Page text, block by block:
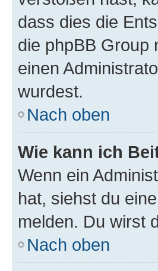
dass dies die
die phpBB Group
einen
wurdest.
Nach oben
Wie kann ich
Wenn ein
hat, siehst du
melden. Du wirst
Nach oben